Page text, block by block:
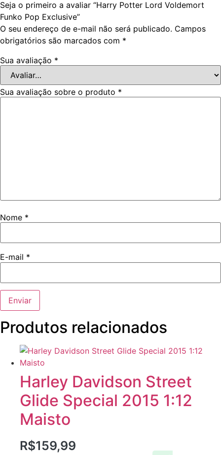
Seja o primeiro a avaliar “Harry Potter Lord Voldemort
Funko Pop Exclusive”
O seu endereço de e-mail não será publicado. Campos
obrigatórios são marcados com *
Sua avaliação *
Sua avaliação sobre o produto *
Nome *
E-mail *
Produtos relacionados
Harley Davidson Street
Glide Special 2015 1:12
Maisto
R$159,99